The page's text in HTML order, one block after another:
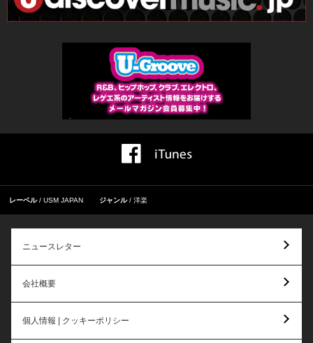
レーベル USM JAPAN ジャンル 洋楽
ニュースレター
会社概要
個人情報 | クッキーポリシー